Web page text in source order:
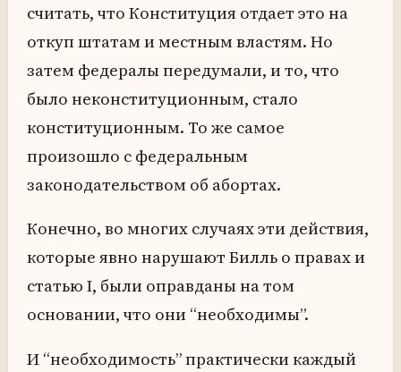
считать, что Конституция отдает это на
откуп штатам и местным властям. Но
затем федералы передумали, и то, что
было неконституционным, стало
конституционным. То же самое
произошло с федеральным
законодательством об абортах.
Конечно, во многих случаях эти действия,
которые явно нарушают Билль о правах и
статью I, были оправданы на том
основании, что они “необходимы”.
И “необходимость” практически каждый